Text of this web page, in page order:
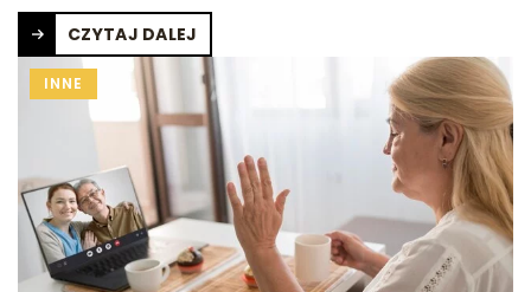
CZYTAJ DALEJ
INNE